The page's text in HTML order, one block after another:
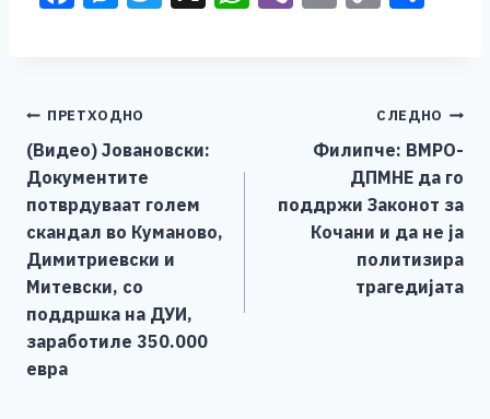
b
o
o
k
n
g
er
Li
n
k
Навигација
на
напис
ПРЕТХОДНО
(Видео) Јовановски:
Документите
потврдуваат голем
скандал во Куманово,
Димитриевски и
Митевски, со
поддршка на ДУИ,
заработиле 350.000
евра
СЛЕДНО
Филипче: ВМРО-
ДПМНЕ да го
поддржи Законот за
Кочани и да не ја
политизира
трагедијата